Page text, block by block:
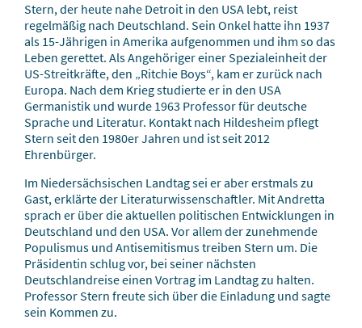
Stern, der heute nahe Detroit in den USA lebt, reist
regelmäßig nach Deutschland. Sein Onkel hatte ihn 1937
als 15-Jährigen in Amerika aufgenommen und ihm so das
Leben gerettet. Als Angehöriger einer Spezialeinheit der
US-Streitkräfte, den „Ritchie Boys“, kam er zurück nach
Europa. Nach dem Krieg studierte er in den USA
Germanistik und wurde 1963 Professor für deutsche
Sprache und Literatur. Kontakt nach Hildesheim pflegt
Stern seit den 1980er Jahren und ist seit 2012
Ehrenbürger.
Im Niedersächsischen Landtag sei er aber erstmals zu
Gast, erklärte der Literaturwissenschaftler. Mit Andretta
sprach er über die aktuellen politischen Entwicklungen in
Deutschland und den USA. Vor allem der zunehmende
Populismus und Antisemitismus treiben Stern um. Die
Präsidentin schlug vor, bei seiner nächsten
Deutschlandreise einen Vortrag im Landtag zu halten.
Professor Stern freute sich über die Einladung und sagte
sein Kommen zu.